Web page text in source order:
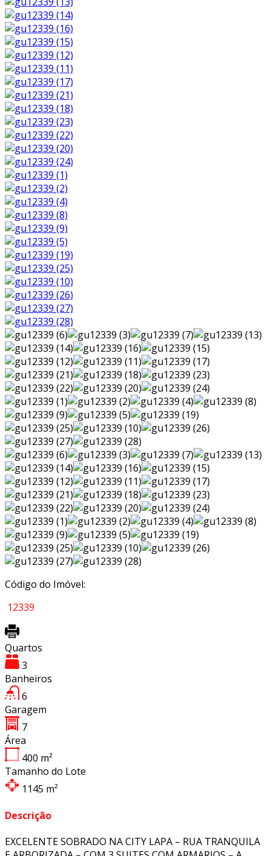
Código do Imóvel:
12339
Quartos
3
Banheiros
6
Garagem
7
Área
400 m²
Tamanho do Lote
1145 m²
Descrição
EXCELENTE SOBRADO NA CITY LAPA – RUA TRANQUILA